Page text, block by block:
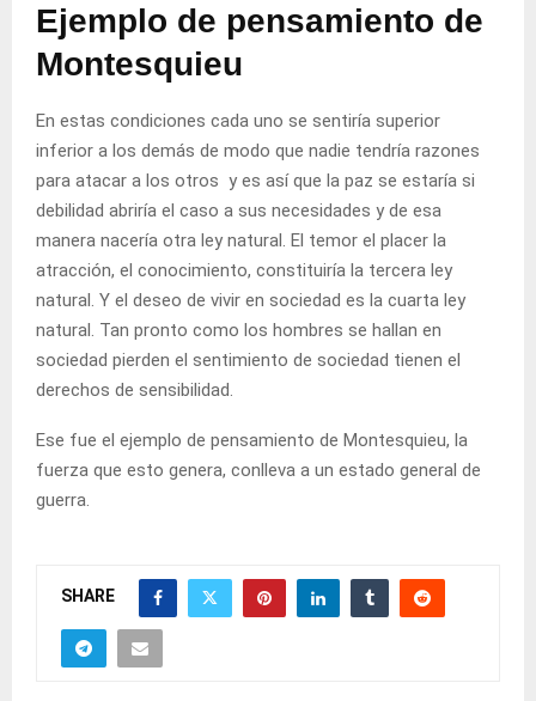
Ejemplo de pensamiento de
Montesquieu
En estas condiciones cada uno se sentiría superior
inferior a los demás de modo que nadie tendría razones
para atacar a los otros y es así que la paz se estaría si
debilidad abriría el caso a sus necesidades y de esa
manera nacería otra ley natural. El temor el placer la
atracción, el conocimiento, constituiría la tercera ley
natural. Y el deseo de vivir en sociedad es la cuarta ley
natural. Tan pronto como los hombres se hallan en
sociedad pierden el sentimiento de sociedad tienen el
derechos de sensibilidad.
Ese fue el ejemplo de pensamiento de Montesquieu, la
fuerza que esto genera, conlleva a un estado general de
guerra.
SHARE